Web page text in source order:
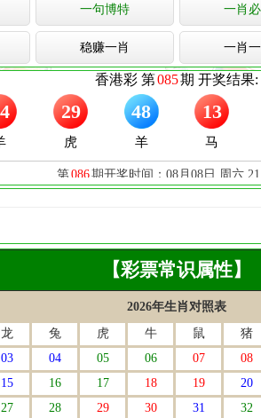
一句博特 一肖
稳赚一肖 一肖
【彩票常识属性】
2026年生肖对照表
龙 兔 虎 牛 鼠 猪
03 04 05 06 07 08
15 16 17 18 19 20
27 28 29 30 31 32